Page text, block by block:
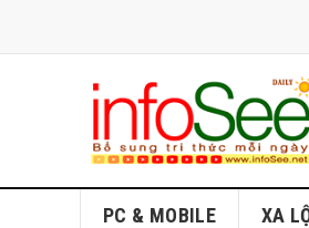
PC & MOBILE XA